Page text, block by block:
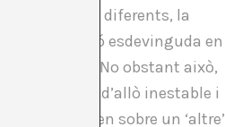
des de llocs diferents, la
la seducció esdevinguda en
de la por. No obstant això,
tracten d’allò inestable i
dos tracten sobre un ‘altre’